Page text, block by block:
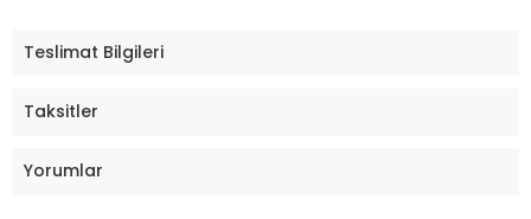
Teslimat Bilgileri
Taksitler
Yorumlar